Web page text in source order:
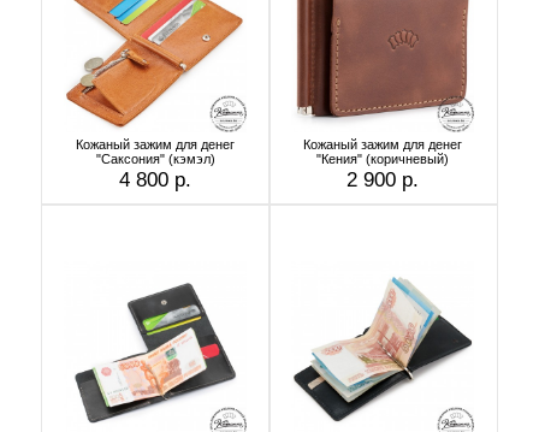
Кожаный зажим для денег
"Саксония" (кэмэл)
4 800 р.
Кожаный зажим для денег
"Кения" (коричневый)
2 900 р.